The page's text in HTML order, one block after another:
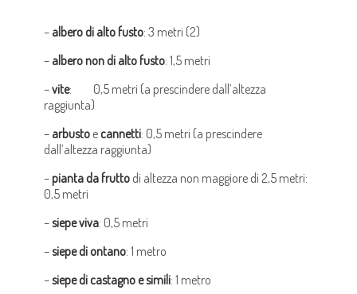
– albero di alto fusto: 3 metri (2)
– albero non di alto fusto: 1,5 metri
–vite: 0,5 metri (a prescindere dall’altezza
raggiunta)
– arbusto e cannetti: 0,5 metri (a prescindere
dall’altezza raggiunta)
– pianta da frutto di altezza non maggiore di 2,5 metri:
0,5 metri
–siepe viva: 0,5 metri
–siepe di ontano: 1 metro
–siepe di castagno e simili: 1 metro